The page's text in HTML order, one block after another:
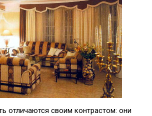
отличаются своим контрастом: они